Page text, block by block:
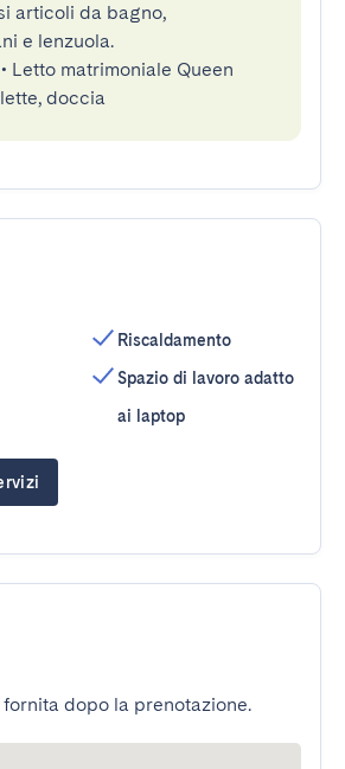
articoli da bagno,
e lenzuola.
• Letto matrimoniale Queen
doccia
Riscaldamento
Spazio di lavoro adatto
ai laptop
dopo la prenotazione.